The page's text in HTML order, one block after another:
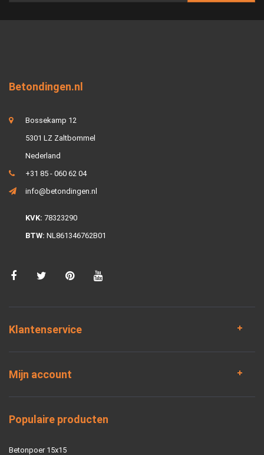
Betondingen.nl
Bossekamp 12
5301 LZ Zaltbommel
Nederland
+31 85 - 060 62 04
info@betondingen.nl
KVK: 78323290
BTW: NL861346762B01
Klantenservice
Mijn account
Populaire producten
Betonpoer 15x15